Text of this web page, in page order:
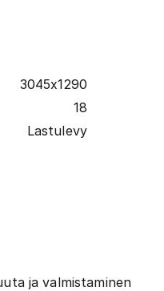
3045x1290
18
Lastulevy
ja valmistaminen